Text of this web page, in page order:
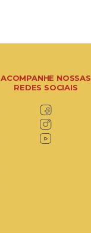
ACOMPANHE NOSSAS
REDES SOCIAIS